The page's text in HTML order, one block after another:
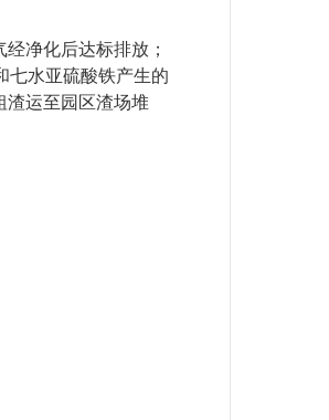
净化后达标排放；
七水亚硫酸铁产生的
渣运至园区渣场堆